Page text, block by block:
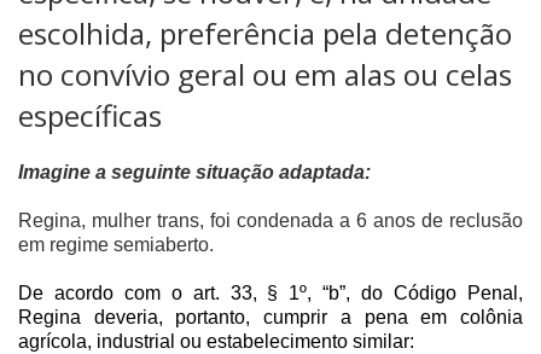
escolhida, preferência pela detenção
no convívio geral ou em alas ou celas
específicas
Imagine a seguinte situação adaptada:
Regina, mulher trans, foi condenada a 6 anos de reclusão
em regime semiaberto.
De acordo com o art. 33, § 1º, “b”, do Código Penal,
Regina deveria, portanto, cumprir a pena em colônia
agrícola, industrial ou estabelecimento similar: